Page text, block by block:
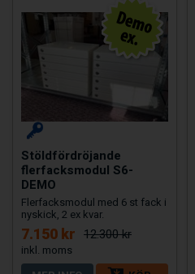
Stöldfördröjande
flerfacksmodul S6-
DEMO
Flerfacksmodul med 6 st fack i
nyskick, 2 ex kvar.
7.150 kr 12.300 kr